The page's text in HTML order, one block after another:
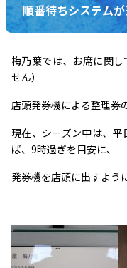
順番待ちシステム
梅乃葉では、お席に関
せん）
店頭発券機による整理券
現在、シーズン中は、
ば、9時過ぎを目安に、
発券機を店頭に出すよう